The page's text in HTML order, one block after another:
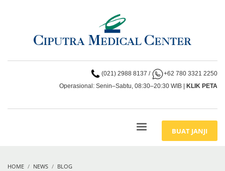
(021) 2988 8137 /
+62 780 3321 2250
Operasional: Senin–Sabtu, 08:30–20:30 WIB | KLIK PETA
BUAT JANJI
HOME NEWS
BLOG